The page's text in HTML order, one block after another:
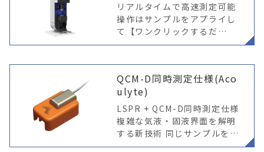
リアルタイムで高速測定可能
操作はサンプルをアプライし
て【ワンクリックするだ
け！】ナノ粒子のサイズ分布
測可能
QCM-D同時測定仕様(Aco
ulyte)
LSPR + QCM-D同時測定仕様
複雑な気液・固液界面を解明
する新技術 同じサンプルをQC
M-D＋LSPRで計測・解析する